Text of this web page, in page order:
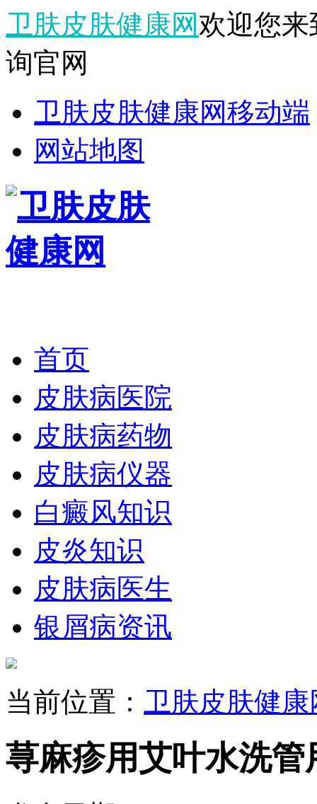
卫肤皮肤健康网欢迎您
询官网
卫肤皮肤健康网移动端
网站地图
首页
皮肤病医院
皮肤病药物
皮肤病仪器
白癜风知识
皮炎知识
皮肤病医生
银屑病资讯
当前位置： 卫肤皮肤健康
荨麻疹用艾叶水洗管